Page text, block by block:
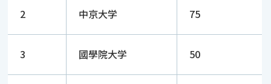
2 中京大学 75
3 國學院大学 50